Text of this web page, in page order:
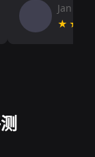
Jan V